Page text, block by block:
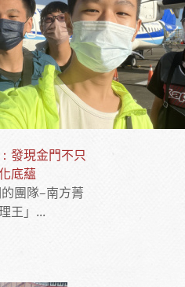
發現金門不只
底蘊
團隊–南方菁
王」...